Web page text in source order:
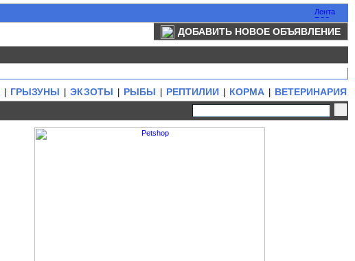
ДОБАВИТЬ НОВОЕ ОБЪЯВЛЕНИЕ
ГРЫЗУНЫ ЭКЗОТЫ РЫБЫ РЕПТИЛИИ КОРМА
ВЕТЕРИНАРИЯ